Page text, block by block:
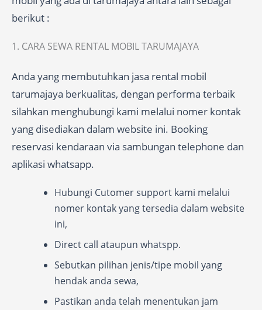
berikut :
1. CARA SEWA RENTAL MOBIL TARUMAJAYA
Anda yang membutuhkan jasa rental mobil
tarumajaya berkualitas, dengan performa terbaik
silahkan menghubungi kami melalui nomer kontak
yang disediakan dalam website ini. Booking
reservasi kendaraan via sambungan telephone dan
aplikasi whatsapp.
Hubungi Cutomer support kami melalui
nomer kontak yang tersedia dalam website
ini,
Direct call ataupun whatspp.
Sebutkan pilihan jenis/tipe mobil yang
hendak anda sewa,
Pastikan anda telah menentukan jam